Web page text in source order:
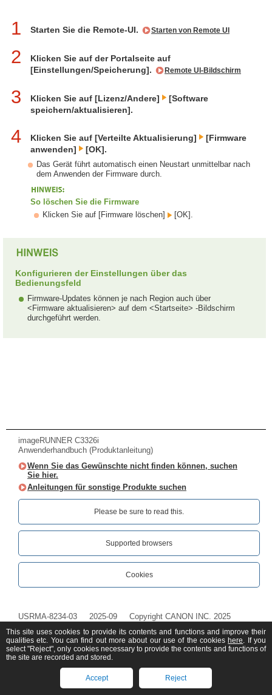
1 Starten Sie die Remote-UI. Starten von Remote UI
2
Klicken Sie auf der Portalseite auf
[Einstellungen/Speicherung].
Remote UI-Bildschirm
3 Klicken Sie auf [Lizenz/Andere]
[Software
speichern/aktualisieren].
4 Klicken Sie auf [Verteilte Aktualisierung]
[Firmware
anwenden]
[OK].
Das Gerät führt automatisch einen Neustart unmittelbar nach
dem Anwenden der Firmware durch.
So löschen Sie die Firmware
Klicken Sie auf [Firmware löschen]
[OK].
Konfigurieren der Einstellungen über das
Bedienungsfeld
Firmware-Updates können je nach Region auch über
<Firmware aktualisieren> auf dem <Startseite> -Bildschirm
durchgeführt werden.
imageRUNNER C3326i
Anwenderhandbuch (Produktanleitung)
Wenn Sie das Gewünschte nicht finden können, suchen
Sie hier.
Anleitungen für sonstige Produkte suchen
Please be sure to read this.‎
Supported browsers
Cookies
USRMA-8234-03 2025-09 Copyright CANON INC. 2025
This site uses cookies to provide its contents and functions and improve their
qualities etc. You can find out more about our use of the cookies here. If you
select "Reject", only cookies necessary to provide the contents and functions of
the site are recorded and stored.
Accept Reject